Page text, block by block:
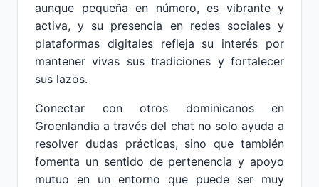
aunque pequeña en número, es vibrante y
activa, y su presencia en redes sociales y
plataformas digitales refleja su interés por
mantener vivas sus tradiciones y fortalecer
sus lazos.
Conectar con otros dominicanos en
Groenlandia a través del chat no solo ayuda a
resolver dudas prácticas, sino que también
fomenta un sentido de pertenencia y apoyo
mutuo en un entorno que puede ser muy